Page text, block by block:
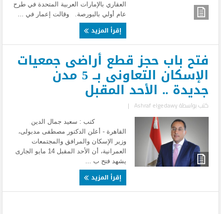
العقاري بالإمارات العربية المتحدة في طرح
عام أولي بالبورصة. وقالت إعمار في ...
إقرأ المزيد
فتح باب حجز قطع أراضى جمعيات
الإسكان التعاونى بــ 5 مدن
جديدة .. الأحد المقبل
كتب بواسطةAshraf elgedawy
|
كتب : سعيد جمال الدين
القاهرة - أعلن الدكتور مصطفى مدبولى،
وزير الإسكان والمرافق والمجتمعات
العمرانية، أن الأحد المقبل 14 مايو الجارى
يشهد فتح ب ...
إقرأ المزيد